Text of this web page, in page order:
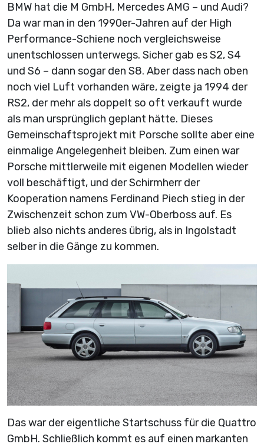
BMW hat die M GmbH, Mercedes AMG – und Audi?
Da war man in den 1990er-Jahren auf der High
Performance-Schiene noch vergleichsweise
unentschlossen unterwegs. Sicher gab es S2, S4
und S6 – dann sogar den S8. Aber dass nach oben
noch viel Luft vorhanden wäre, zeigte ja 1994 der
RS2, der mehr als doppelt so oft verkauft wurde
als man ursprünglich geplant hätte. Dieses
Gemeinschaftsprojekt mit Porsche sollte aber eine
einmalige Angelegenheit bleiben. Zum einen war
Porsche mittlerweile mit eigenen Modellen wieder
voll beschäftigt, und der Schirmherr der
Kooperation namens Ferdinand Piech stieg in der
Zwischenzeit schon zum VW-Oberboss auf. Es
blieb also nichts anderes übrig, als in Ingolstadt
selber in die Gänge zu kommen.
Das war der eigentliche Startschuss für die Quattro
GmbH. Schließlich kommt es auf einen markanten